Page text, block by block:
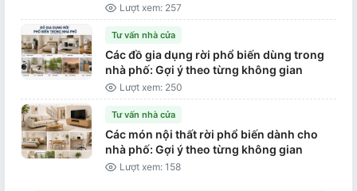
Lượt xem: 257
Tư vấn nhà cửa
Các đồ gia dụng rời phổ biến dùng trong
nhà phố: Gợi ý theo từng không gian
Lượt xem: 250
Tư vấn nhà cửa
Các món nội thất rời phổ biến dành cho
nhà phố: Gợi ý theo từng không gian
Lượt xem: 158